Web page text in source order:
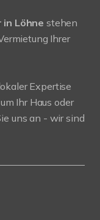
in Löhne stehen
Ihrer
Expertise
Ihr Haus oder
uns an - wir sind